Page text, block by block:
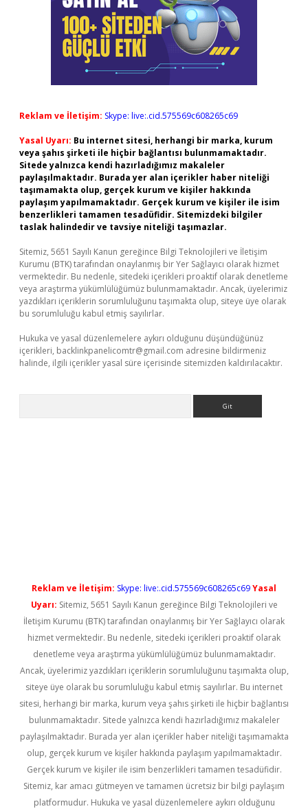
Reklam ve İletişim: Skype: live:.cid.575569c608265c69
Yasal Uyarı: Bu internet sitesi, herhangi bir marka, kurum
veya şahıs şirketi ile hiçbir bağlantısı bulunmamaktadır.
Sitede yalnızca kendi hazırladığımız makaleler
paylaşılmaktadır. Burada yer alan içerikler haber niteliği
taşımamakta olup, gerçek kurum ve kişiler hakkında
paylaşım yapılmamaktadır. Gerçek kurum ve kişiler ile isim
benzerlikleri tamamen tesadüfidir. Sitemizdeki bilgiler
taslak halindedir ve tavsiye niteliği taşımazlar.
Sitemiz, 5651 Sayılı Kanun gereğince Bilgi Teknolojileri ve İletişim
Kurumu (BTK) tarafından onaylanmış bir Yer Sağlayıcı olarak hizmet
vermektedir. Bu nedenle, sitedeki içerikleri proaktif olarak denetleme
veya araştırma yükümlülüğümüz bulunmamaktadır. Ancak, üyelerimiz
yazdıkları içeriklerin sorumluluğunu taşımakta olup, siteye üye olarak
bu sorumluluğu kabul etmiş sayılırlar.
Hukuka ve yasal düzenlemelere aykırı olduğunu düşündüğünüz
içerikleri, backlinkpanelicomtr@gmail.com adresine bildirmeniz
halinde, ilgili içerikler yasal süre içerisinde sitemizden kaldırılacaktır.
Reklam ve İletişim: Skype: live:.cid.575569c608265c69Yasal
Uyarı: Sitemiz, 5651 Sayılı Kanun gereğince Bilgi Teknolojileri ve
İletişim Kurumu (BTK) tarafından onaylanmış bir Yer Sağlayıcı olarak
hizmet vermektedir. Bu nedenle, sitedeki içerikleri proaktif olarak
denetleme veya araştırma yükümlülüğümüz bulunmamaktadır.
Ancak, üyelerimiz yazdıkları içeriklerin sorumluluğunu taşımakta olup,
siteye üye olarak bu sorumluluğu kabul etmiş sayılırlar. Bu internet
sitesi, herhangi bir marka, kurum veya şahıs şirketi ile hiçbir bağlantısı
bulunmamaktadır. Sitede yalnızca kendi hazırladığımız makaleler
paylaşılmaktadır. Burada yer alan içerikler haber niteliği taşımamakta
olup, gerçek kurum ve kişiler hakkında paylaşım yapılmamaktadır.
Gerçek kurum ve kişiler ile isim benzerlikleri tamamen tesadüfidir.
Sitemiz, kar amacı gütmeyen ve tamamen ücretsiz bir bilgi paylaşım
platformudur. Hukuka ve yasal düzenlemelere aykırı olduğunu